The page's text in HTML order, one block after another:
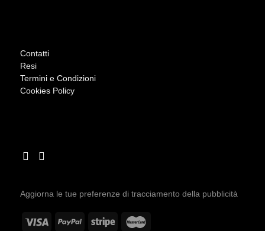
Contatti
Resi
Termini e Condizioni
Cookies Policy
Aggiorna le tue preferenze di tracciamento della pubblicità